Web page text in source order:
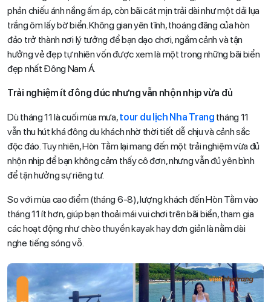
phản chiếu ánh nắng ấm áp, còn bãi cát mịn trải dài như một dải lụa
trắng ôm lấy bờ biển. Không gian yên tĩnh, thoáng đãng của hòn
đảo trở thành nơi lý tưởng để bạn dạo chơi, ngắm cảnh và tận
hưởng vẻ đẹp tự nhiên vốn được xem là một trong những bãi biển
đẹp nhất Đông Nam Á.
Trải nghiệm ít đông đúc nhưng vẫn nhộn nhịp vừa đủ
Dù tháng 11 là cuối mùa mưa,tour du lịch Nha Trang tháng 11
vẫn thu hút khá đông du khách nhờ thời tiết dễ chịu và cảnh sắc
độc đáo. Tuy nhiên, Hòn Tằm lại mang đến một trải nghiệm vừa đủ
nhộn nhịp để bạn không cảm thấy cô đơn, nhưng vẫn đủ yên bình
để tận hưởng sự riêng tư.
So với mùa cao điểm (tháng 6-8), lượng khách đến Hòn Tằm vào
tháng 11 ít hơn, giúp bạn thoải mái vui chơi trên bãi biển, tham gia
các hoạt động như chèo thuyền kayak hay đơn giản là nằm dài
nghe tiếng sóng vỗ.